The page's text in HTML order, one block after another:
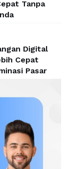
Tanpa
Digital
Cepat
Pasar